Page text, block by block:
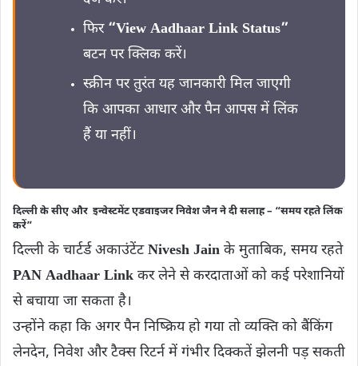
फिर “View Aadhaar Link Status”
बटन पर क्लिक करें।
स्क्रीन पर तुरंत यह जानकारी मिल जाएगी
कि आपका आधार और पैन आपस में लिंक
हैं या नहीं।
दिल्‍ली के सीए और इन्‍वेस्‍टमेंट एडवाइजर निवेश जैन ने दी सलाह – “समय रहते लिंक
करें”
दिल्ली के चार्टर्ड अकाउंटेंटNivesh Jain के मुताबिक, समय रहते
PAN Aadhaar Link कर लेने से करदाताओं को कई परेशानियों
से बचाया जा सकता है।
उन्होंने कहा कि अगर पैन निष्क्रिय हो गया तो व्यक्ति को बैंकिंग
लेनदेन, निवेश और टैक्स रिटर्न में गंभीर दिक्कतें झेलनी पड़ सकती